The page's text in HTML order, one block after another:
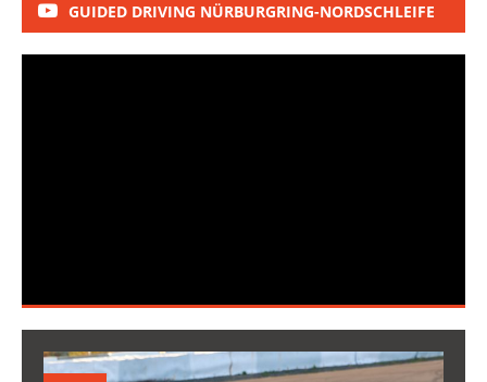
GUIDED DRIVING NÜRBURGRING-NORDSCHLEIFE